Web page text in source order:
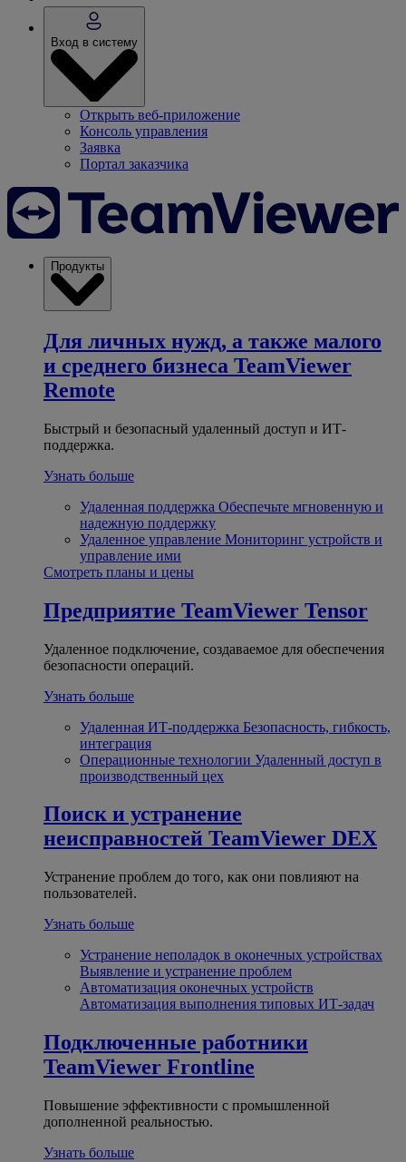
Вход в систему
Открыть веб-приложение
Консоль управления
Заявка
Портал заказчика
Продукты
Для личных нужд, а также малого
и среднего бизнеса TeamViewer
Remote
Быстрый и безопасный удаленный доступ и ИТ-
поддержка.
Узнать больше
Удаленная поддержка Обеспечьте мгновенную и
надежную поддержку
Удаленное управление Мониторинг устройств и
управление ими
Смотреть планы и цены
Предприятие TeamViewer Tensor
Удаленное подключение, создаваемое для обеспечения
безопасности операций.
Узнать больше
Удаленная ИТ-поддержка Безопасность, гибкость,
интеграция
Операционные технологии Удаленный доступ в
производственный цех
Поиск и устранение
неисправностей TeamViewer DEX
Устранение проблем до того, как они повлияют на
пользователей.
Узнать больше
Устранение неполадок в оконечных устройствах
Выявление и устранение проблем
Автоматизация оконечных устройств
Автоматизация выполнения типовых ИТ-задач
Подключенные работники
TeamViewer Frontline
Повышение эффективности с промышленной
дополненной реальностью.
Узнать больше